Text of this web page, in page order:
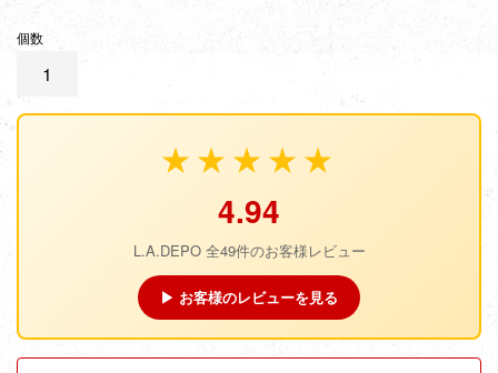
個数
★★★★★
4.94
L.A.DEPO 全49件のお客様レビュー
▶ お客様のレビューを見る